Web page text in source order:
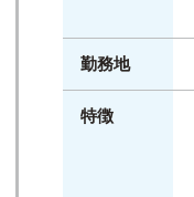
勤務地
特徴